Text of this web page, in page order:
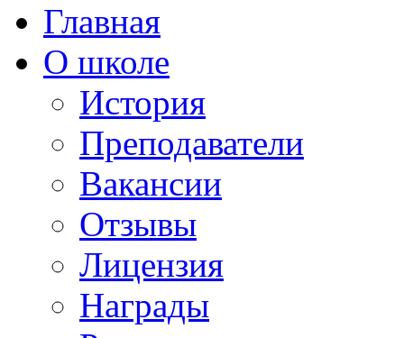
Главная
О школе
История
Преподаватели
Вакансии
Отзывы
Лицензия
Награды